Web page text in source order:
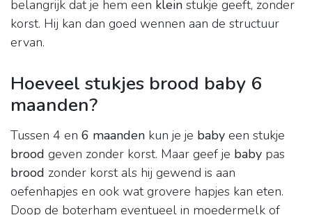
belangrijk dat je hem een klein stukje geeft, zonder
korst. Hij kan dan goed wennen aan de structuur
ervan.
Hoeveel stukjes brood baby 6
maanden?
Tussen 4 en 6 maanden kun je je baby een stukje
brood geven zonder korst. Maar geef je baby pas
brood zonder korst als hij gewend is aan
oefenhapjes en ook wat grovere hapjes kan eten.
Doop de boterham eventueel in moedermelk of